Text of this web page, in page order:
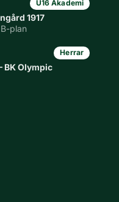
U16 Akademi
1917
plan
Herrar
BK Olympic